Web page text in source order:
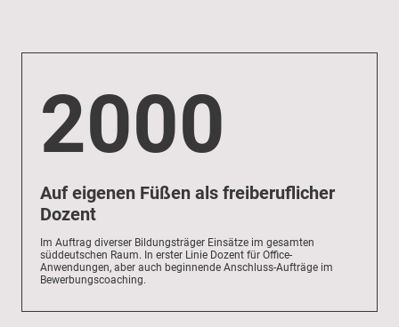
2000
Auf eigenen Füßen als freiberuflicher
Dozent
Im Auftrag diverser Bildungsträger Einsätze im gesamten
süddeutschen Raum. In erster Linie Dozent für Office-
Anwendungen, aber auch beginnende Anschluss-Aufträge im
Bewerbungscoaching.